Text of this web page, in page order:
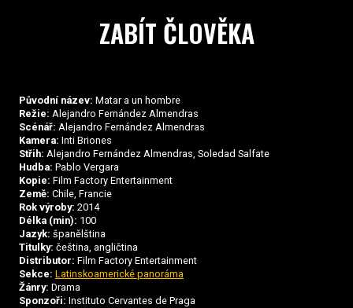
ZABÍT ČLOVĚKA
Původní název: Matar a un hombre
Režie: Alejandro Fernández Almendras
Scénář: Alejandro Fernández Almendras
Kamera: Inti Briones
Střih: Alejandro Fernández Almendras, Soledad Salfate
Hudba: Pablo Vergara
Kopie: Film Factory Entertainment
Země: Chile, Francie
Rok výroby: 2014
Délka (min): 100
Jazyk: španělština
Titulky: čeština, angličtina
Distributor: Film Factory Entertainment
Sekce: Latinskoamerické panoráma
Žánry: Drama
Sponzoři: Instituto Cervantes de Praga